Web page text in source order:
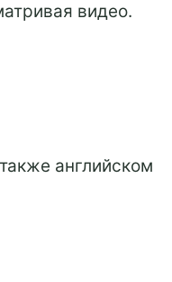
видео.
английском